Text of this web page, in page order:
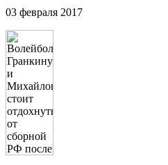
03 февраля 2017